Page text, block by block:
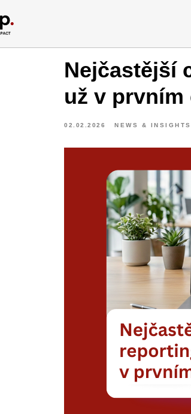
Nejčastější
už v
02.02.2026 NEWS & INSIGHTS